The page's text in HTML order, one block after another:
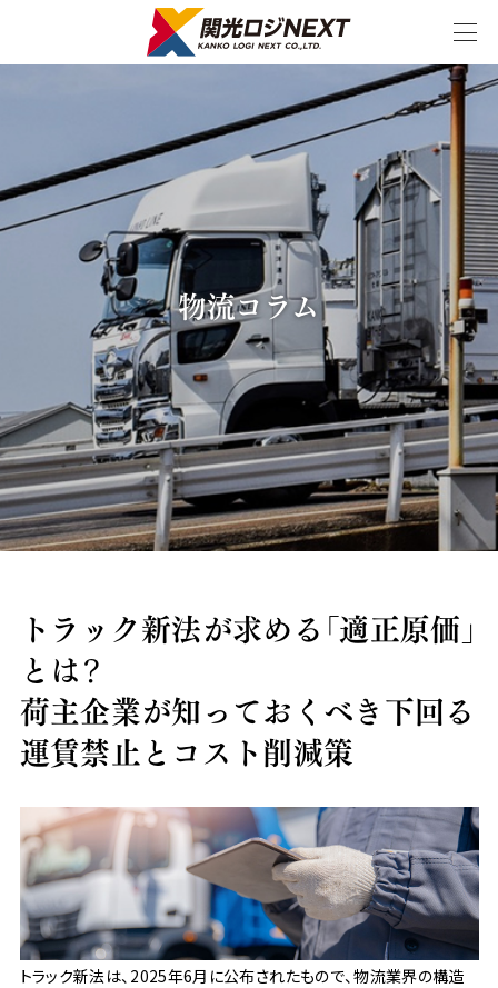
ダウンロード スケジュール
CO2削減
シミュレーター お問い合わせ
国際・国内物流
国際物流
フェリー輸送のメリット
航路紹介
国際物流の特徴
主な輸送事例 国内物流
フェリー輸送のメリット
航路紹介
国内物流の特徴
主な輸送事例
物流サービス
中国輸送サービス
韓国フェリー輸送サービス
国際・国内複合一貫輸送
20トントレーラーによる海上輸送サービス
半導体・製造装置の高品質輸送
精密機器輸送サービス
インランドデポサービス
倉庫保管サービス
幹線輸送サービス
海陸一貫輸送
戸口輸送
特殊貨物集荷～輸送サービス
内航フェリーによる輸送サービス
NVOCCサービス
輸送・梱包一貫サービス
課題から探す
リードタイムを短縮したい
輸送品質を向上したい
モーダルシフトとは？メリットと解決できる課題
物流の効率化を図りたい
物流業界の2024年問題対策
海上輸送のコンテナ不足問題
RORO船・フェリー輸送のメリット
フェリーによる海上輸送で航空輸送のコストダウ
ン
共同配送でコスト・CO2削減
365日・土日祝通関対応
物流改善で取り組むSDGｓアクション
ホワイト物流の推進
物流のBCP対策
ドライバー不足対策
物流クライシスに備える
物流コラム
よくある質問
設備紹介
会社情報
ご挨拶
会社概要
会社沿革
拠点案内
CSR
環境対策
品質保証
地域活動について
その他
採用情報
プレスリリース
リンク集
各種約款
サイトポリシー
サイトマップ
物流コラム
トラック新法が求める「適正原価」
とは？
荷主企業が知っておくべき下回る
運賃禁止とコスト削減策
トラック新法は、2025年6月に公布されたもので、物流業界の構造